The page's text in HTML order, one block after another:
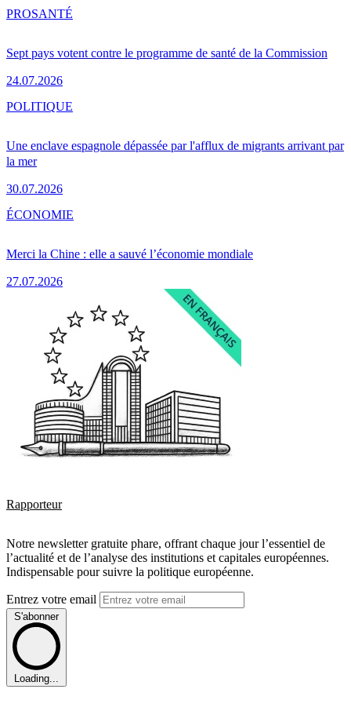
Sept pays votent contre le programme de santé de la Commission
24.07.2026
PROSANTÉ
Une enclave espagnole dépassée par l'afflux de migrants arrivant par
la mer
30.07.2026
POLITIQUE
Merci la Chine : elle a sauvé l’économie mondiale
27.07.2026
ÉCONOMIE
Rapporteur
Notre newsletter gratuite phare, offrant chaque jour l’essentiel de
l’actualité et de l’analyse des institutions et capitales européennes.
Indispensable pour suivre la politique européenne.
Entrez votre email
S'abonner
Loading...